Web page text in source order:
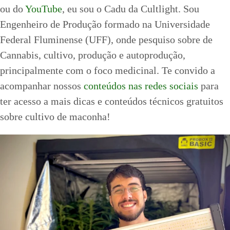
ou doYouTube, eu sou o Cadu da Cultlight. Sou
Engenheiro de Produção formado na Universidade
Federal Fluminense (UFF), onde pesquiso sobre de
Cannabis, cultivo, produção e autoprodução,
principalmente com o foco medicinal. Te convido a
acompanhar nossos conteúdos nas redes sociais para
ter acesso a mais dicas e conteúdos técnicos gratuitos
sobre cultivo de maconha!